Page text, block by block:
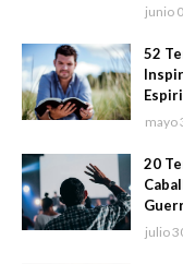
junio
52
mayo
20
julio